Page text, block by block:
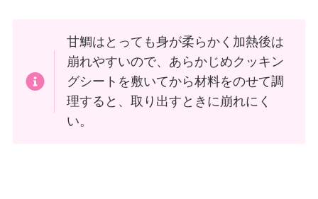
甘鯛はとっても身が柔らかく加熱後は
崩れやすいので、あらかじめクッキン
グシートを敷いてから材料をのせて調
理すると、取り出すときに崩れにく
い。